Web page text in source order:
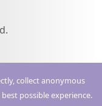
collect anonymous
possible experience.